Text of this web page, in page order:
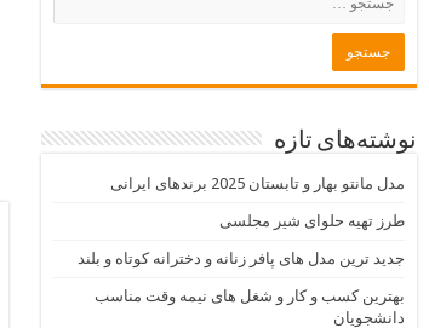
نوشته‌های تازه
مدل مانتو بهار و تابستان 2025 برندهای ایرانی
طرز تهیه حلوای شیر مجلسی
جدید ترین مدل های پافر زنانه و دخترانه کوتاه و بلند
بهترین کسب و کار و شغل های نیمه وقت مناسب
دانشجویان